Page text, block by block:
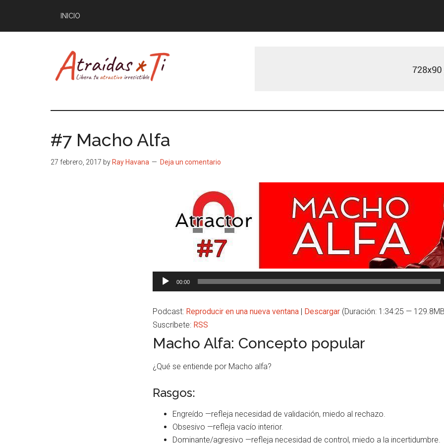
contenido
INICIO
ti
tu
masculino
irresistible
#7 Macho Alfa
27 febrero, 2017 by Ray Havana Deja un comentario
Reproductor
de
00:00
Podcast: Reproducir en una nueva ventana | Descargar (Duración: 1:34:25 —
Suscríbete: RSS
Macho Alfa: Concepto popular
¿Qué se entiende por Macho alfa?
Rasgos:
Engreído —refleja necesidad de validación, miedo al rechazo.
Obsesivo —refleja vacío interior.
Dominante/agresivo —refleja necesidad de control, miedo a la incertidumbre.